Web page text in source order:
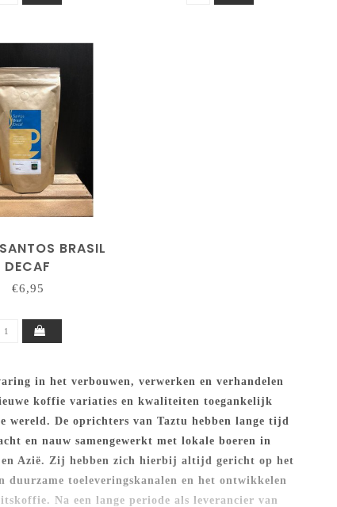
BRASIL
DECAF
€6,95
in het verbouwen, verwerken en verhandelen
koffie variaties en kwaliteiten toegankelijk
wereld. De oprichters van Taztu hebben lange tijd
en nauw samengewerkt met lokale boeren in
Azië. Zij hebben zich hierbij altijd gericht op het
toeleveringskanalen en het ontwikkelen
Na een lange periode als leverancier van